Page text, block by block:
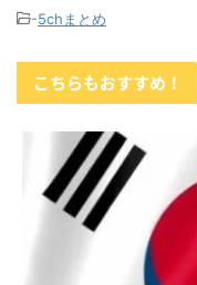
-5chまとめ
こちらもおすすめ！